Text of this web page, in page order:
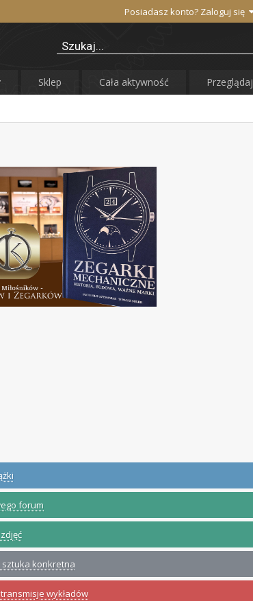
Posiadasz konto? Zaloguj się
Sklep Cała aktywność Przeglądaj
forum
sztuka konkretna
wykładów